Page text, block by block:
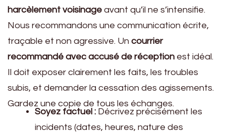
harcèlement voisinage avant qu’il ne s’intensifie.
Nous recommandons une communication écrite,
traçable et non agressive. Un courrier
recommandé avec accusé de réception est idéal.
Il doit exposer clairement les faits, les troubles
subis, et demander la cessation des agissements.
Gardez une copie de tous les échanges.
Soyez factuel : Décrivez précisément les
incidents (dates, heures, nature des